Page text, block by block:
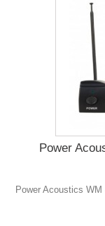
Power
Power Acoustics